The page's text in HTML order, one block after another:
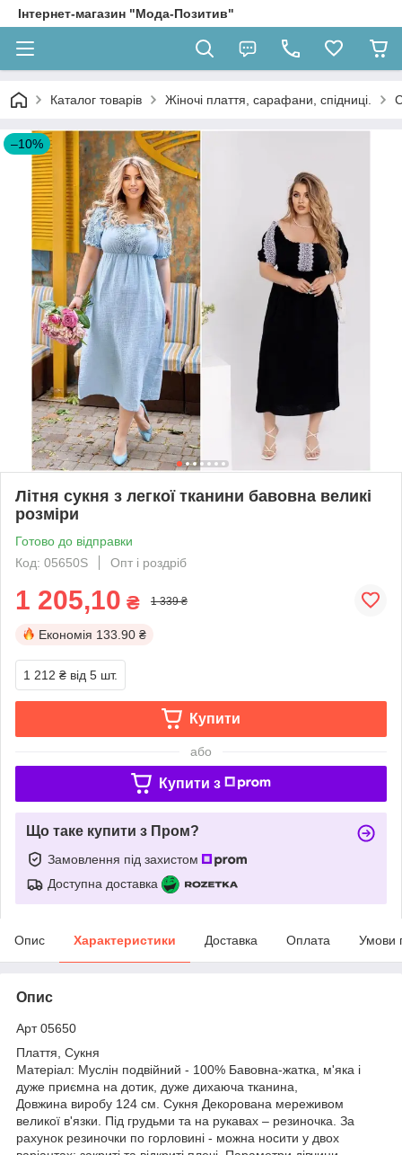
Інтернет-магазин "Мода-Позитив"
Каталог товарів Жіночі плаття, сарафани, спідниці.
–10%
Літня сукня з легкої тканини бавовна великі
розміри
Готово до відправки
Код: 05650S
Опт і роздріб
1 205,10 ₴ 1 339 ₴
Економія 133.90 ₴
1 212 ₴ від 5 шт.
Купити
або
Купити з
Що таке купити з Пром?
Замовлення під захистом
Доступна доставка
Опис Характеристики Доставка Оплата Умови
Опис
Арт 05650
Плаття, Сукня
Матеріал: Муслін подвійний - 100% Бавовна-жатка, м'яка і
дуже приємна на дотик, дуже дихаюча тканина,
Довжина виробу 124 см. Сукня Декорована мереживом
великої в'язки. Під грудьми та на рукавах – резиночка. За
рахунок резиночки по горловині - можна носити у двох